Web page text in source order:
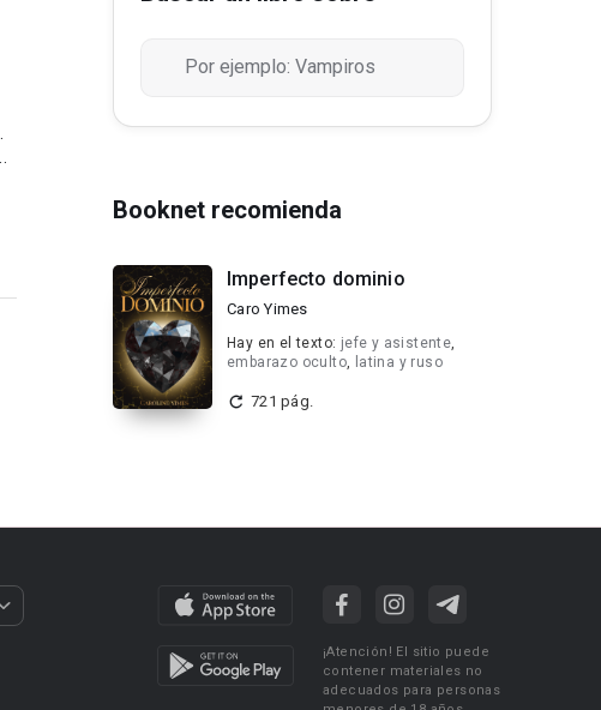
Booknet recomienda
Imperfecto dominio
Caro Yimes
Hay en el texto: jefe y asistente,
embarazo oculto, latina y ruso
721 pág.
¡Atención! El sitio puede
contener materiales no
adecuados para personas